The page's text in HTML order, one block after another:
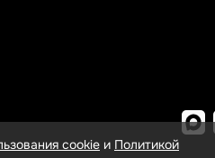
cookie и Политикой